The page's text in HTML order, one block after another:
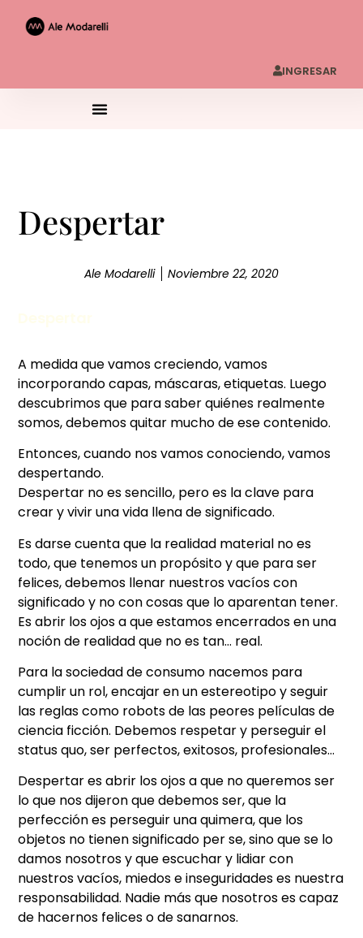
INGRESAR
Despertar
Ale Modarelli Noviembre 22, 2020
A medida que vamos creciendo, vamos
incorporando capas, máscaras, etiquetas. Luego
descubrimos que para saber quiénes realmente
somos, debemos quitar mucho de ese contenido.
Entonces, cuando nos vamos conociendo, vamos
despertando.
Despertar no es sencillo, pero es la clave para
crear y vivir una vida llena de significado.
Es darse cuenta que la realidad material no es
todo, que tenemos un propósito y que para ser
felices, debemos llenar nuestros vacíos con
significado y no con cosas que lo aparentan tener.
Es abrir los ojos a que estamos encerrados en una
noción de realidad que no es tan… real.
Para la sociedad de consumo nacemos para
cumplir un rol, encajar en un estereotipo y seguir
las reglas como robots de las peores películas de
ciencia ficción. Debemos respetar y perseguir el
status quo, ser perfectos, exitosos, profesionales…
Despertar es abrir los ojos a que no queremos ser
lo que nos dijeron que debemos ser, que la
perfección es perseguir una quimera, que los
objetos no tienen significado per se, sino que se lo
damos nosotros y que escuchar y lidiar con
nuestros vacíos, miedos e inseguridades es nuestra
responsabilidad. Nadie más que nosotros es capaz
de hacernos felices o de sanarnos.